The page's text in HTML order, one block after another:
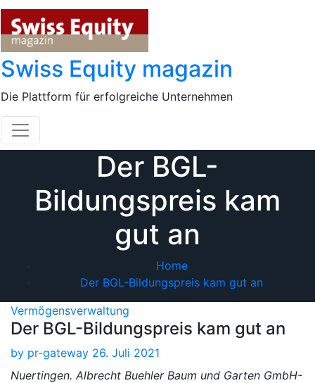
Skip
content
Swiss Equity magazin
Die Plattform für erfolgreiche Unternehmen
Der BGL-
Bildungspreis kam
gut an
Home
Der BGL-Bildungspreis kam gut an
Vermögensverwaltung
Der BGL-Bildungspreis kam gut an
by pr-gateway 26. Juli 2021
Nuertingen. Albrecht Buehler Baum und Garten GmbH-